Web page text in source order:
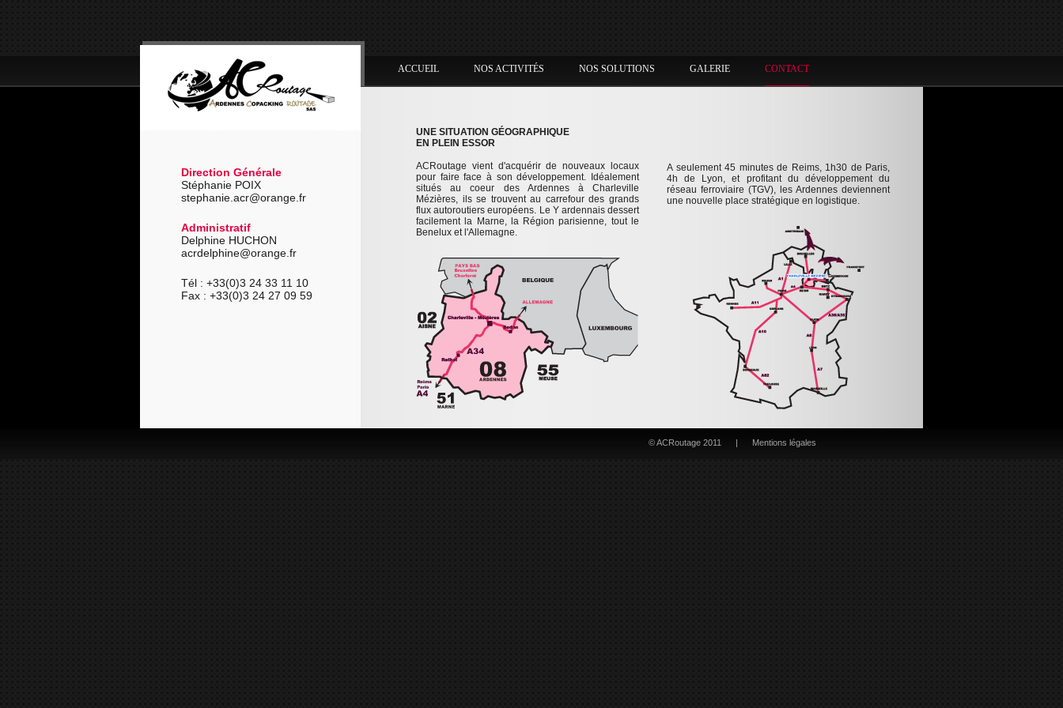
ACCUEIL NOS ACTIVITÉS NOS SOLUTIONS GALERIE CONTACT
Direction Générale
Stéphanie POIX
stephanie.acr@orange.fr
Administratif
Delphine HUCHON
acrdelphine@orange.fr
Tél : +33(0)3 24 33 11 10
Fax : +33(0)3 24 27 09 59
UNE SITUATION GÉOGRAPHIQUE
EN PLEIN ESSOR
ACRoutage vient d'acquérir de nouveaux locaux
pour faire face à son développement. Idéalement
situés au coeur des Ardennes à Charleville
Mézières, ils se trouvent au carrefour des grands
flux autoroutiers européens. Le Y ardennais dessert
facilement la Marne, la Région parisienne, tout le
Benelux et l'Allemagne.
A seulement 45 minutes de Reims, 1h30 de Paris,
4h de Lyon, et profitant du développement du
réseau ferroviaire (TGV), les Ardennes deviennent
une nouvelle place stratégique en logistique.
© ACRoutage 2011 | Mentions légales